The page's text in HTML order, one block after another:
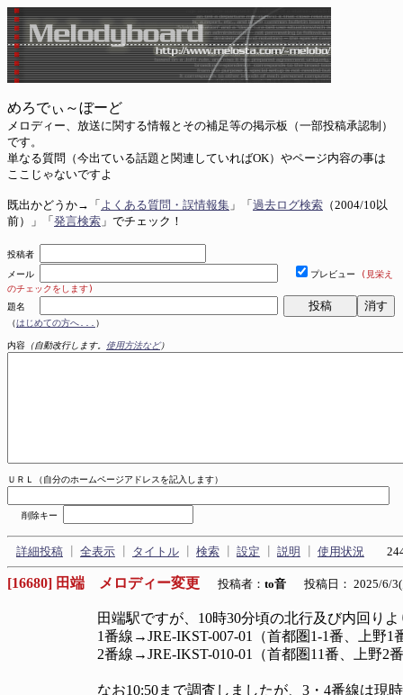
めろでぃ～ぼーど
メロディー、放送に関する情報とその補足等の掲示板（一部投稿承認制）
です。
単なる質問（今出ている話題と関連していればOK）やページ内容の事は
ここじゃないですよ
既出かどうか→「 よくある質問・誤情報集 」「 過去ログ検索 （2004/10以
前）」「 発言検索 」でチェック！
投稿者
メール
プレビュー
(見栄え
のチェックをします)
題名
（はじめての方へ... ）
内容 （自動改行します。 使用方法など）
ＵＲＬ（自分のホームページアドレスを記入します）
削除キー
詳細投稿 全表示 タイトル 検索 設定 説明 使用状況
[16680] 田端 メロディー変更 投稿者： to音 投稿日： 2025/6/3(
田端駅ですが、10時30分頃の北行及び内回り
1番線→JRE-IKST-007-01（首都圏1-1番、上野1
2番線→JRE-IKST-010-01（首都圏11番、上野2
なお10:50まで調査しましたが、3・4番線は現